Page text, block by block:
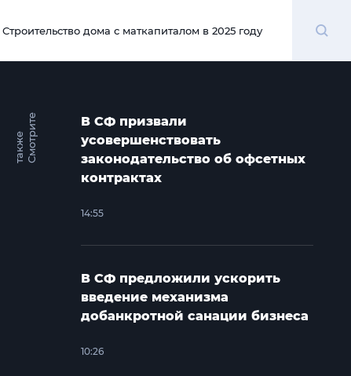
00:00
Строительство дома с маткапиталом в 2025 году
С
м
о
т
р и
т
е
т
а
к
ж
е
В СФ призвали
усовершенствовать
законодательство об офсетных
контрактах
14:55
В СФ предложили ускорить
введение механизма
добанкротной санации бизнеса
10:26